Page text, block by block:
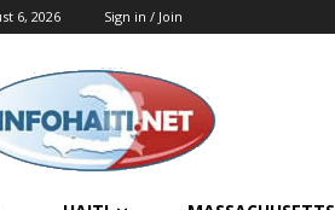
6, 2026 Sign in / Join